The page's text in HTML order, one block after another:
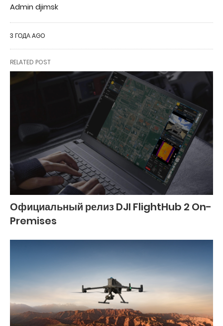
Admin djimsk
3 ГОДА AGO
RELATED POST
Официальный релиз DJI FlightHub 2 On-
Premises